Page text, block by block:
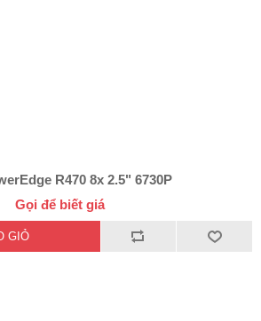
R470 8x 2.5" 6730P
Gọi để biết giá